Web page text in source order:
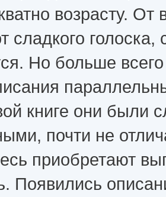
возрасту. От
сладкого голоска,
Но больше
книге они были
почти не
приобретают
Появились